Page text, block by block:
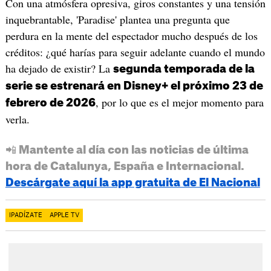
Con una atmósfera opresiva, giros constantes y una tensión
inquebrantable, 'Paradise' plantea una pregunta que
perdura en la mente del espectador mucho después de los
créditos: ¿qué harías para seguir adelante cuando el mundo
ha dejado de existir? La segunda temporada de la
serie se estrenará en Disney+ el próximo 23 de
febrero de 2026, por lo que es el mejor momento para
verla.
📲 Mantente al día con las noticias de última
hora de Catalunya, España e Internacional.
Descárgate aquí la app gratuita de El Nacional
IPADÍZATE APPLE TV